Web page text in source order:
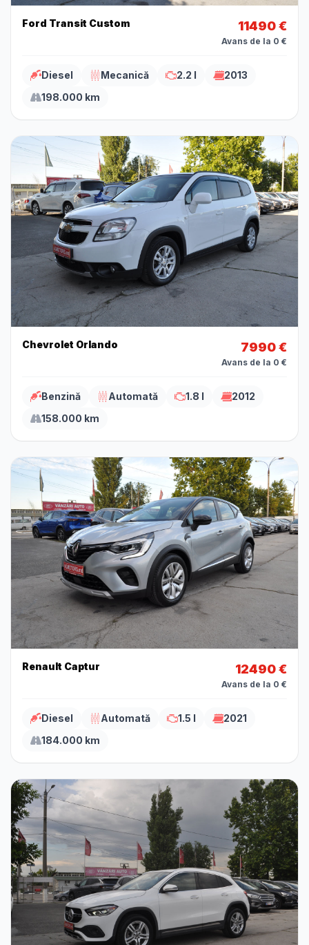
Ford Transit Custom 11490 €
Avans de la 0 €
Diesel Mecanică 2.2 l
2013
198.000 km
Chevrolet Orlando 7990 €
Avans de la 0 €
Benzină Automată 1.8 l
2012
158.000 km
Renault Captur 12490 €
Avans de la 0 €
Diesel Automată 1.5 l
2021
184.000 km